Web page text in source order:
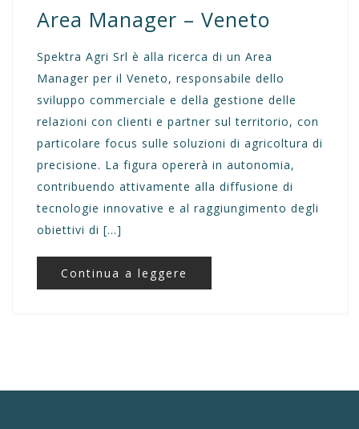
Area Manager – Veneto
Spektra Agri Srl è alla ricerca di un Area
Manager per il Veneto, responsabile dello
sviluppo commerciale e della gestione delle
relazioni con clienti e partner sul territorio, con
particolare focus sulle soluzioni di agricoltura di
precisione. La figura opererà in autonomia,
contribuendo attivamente alla diffusione di
tecnologie innovative e al raggiungimento degli
obiettivi di […]
Continua a leggere